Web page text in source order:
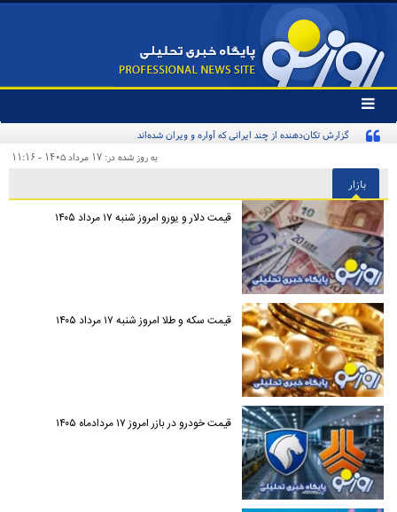
تغییر
وضعیت
منوی
ها
گزارش تکان‌دهنده از چند ایرانی که آواره و ویران شده‌اند
به روز شده در: ۱۷ مرداد ۱۴۰۵ - ۱۱:۱۶
بازار
قیمت دلار و یورو امروز شنبه ۱۷ مرداد ۱۴۰۵
قیمت سکه و طلا امروز شنبه ۱۷ مرداد ۱۴۰۵
قیمت خودرو در بازر امروز ۱۷ مردادماه ۱۴۰۵